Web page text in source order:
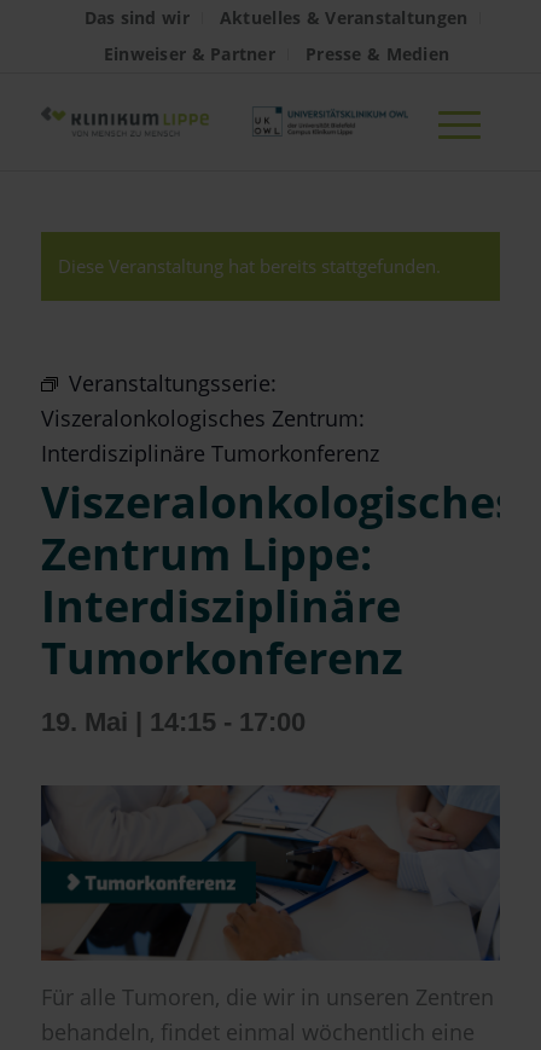
Das sind wir
Aktuelles & Veranstaltungen
Einweiser & Partner
Presse & Medien
Diese Veranstaltung hat bereits stattgefunden.
Veranstaltungsserie:
Viszeralonkologisches Zentrum:
Interdisziplinäre Tumorkonferenz
Viszeralonkologisches
Zentrum Lippe:
Interdisziplinäre
Tumorkonferenz
19. Mai | 14:15 - 17:00
Für alle Tumoren, die wir in unseren Zentren
behandeln, findet einmal wöchentlich eine